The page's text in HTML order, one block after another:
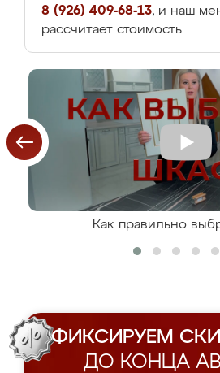
8 (926) 409-68-13, и наш
рассчитает стоимость.
Как правильно
ФИКСИРУЕМ
ДО КОНЦА